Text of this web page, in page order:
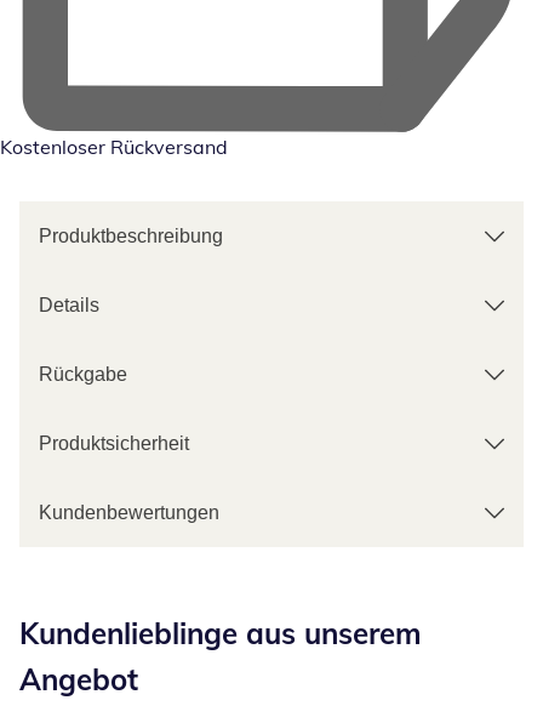
Kostenloser Rückversand
Produktbeschreibung
Details
Rückgabe
Produktsicherheit
Kundenbewertungen
Kundenlieblinge aus unserem
Angebot